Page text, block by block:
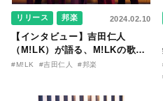
リリース 邦楽 2024.02.10
【インタビュー】吉田仁人
（M!LK）が語る、M!LKの歌声
の魅力とは？ 喉ケア、こだわ
#M!LK #吉田仁人 #邦楽